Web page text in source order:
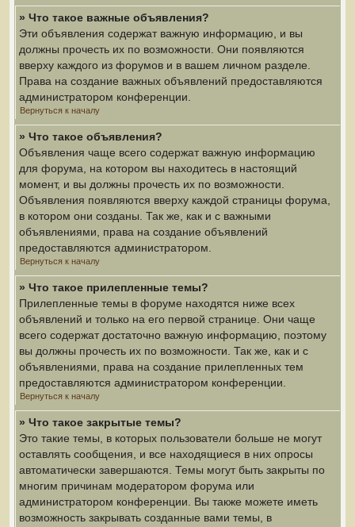
» Что такое важные объявления?
Эти объявления содержат важную информацию, и вы
должны прочесть их по возможности. Они появляются
вверху каждого из форумов и в вашем личном разделе.
Права на создание важных объявлений предоставляются
администратором конференции.
Вернуться к началу
» Что такое объявления?
Объявления чаще всего содержат важную информацию
для форума, на котором вы находитесь в настоящий
момент, и вы должны прочесть их по возможности.
Объявления появляются вверху каждой страницы форума,
в котором они созданы. Так же, как и с важными
объявлениями, права на создание объявлений
предоставляются администратором.
Вернуться к началу
» Что такое прилепленные темы?
Прилепленные темы в форуме находятся ниже всех
объявлений и только на его первой странице. Они чаще
всего содержат достаточно важную информацию, поэтому
вы должны прочесть их по возможности. Так же, как и с
объявлениями, права на создание прилепленных тем
предоставляются администратором конференции.
Вернуться к началу
» Что такое закрытые темы?
Это такие темы, в которых пользователи больше не могут
оставлять сообщения, и все находящиеся в них опросы
автоматически завершаются. Темы могут быть закрыты по
многим причинам модератором форума или
администратором конференции. Вы также можете иметь
возможность закрывать созданные вами темы, в